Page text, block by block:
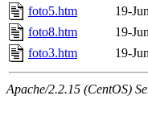
foto5.htm
19-
foto8.htm
19-
foto3.htm
19-
Apache/2.2.15 (CentOS)